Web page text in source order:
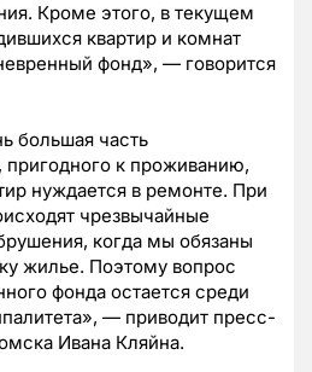
Кроме этого, в текущем
квартир и комнат
фонд», — говорится
большая часть
к проживанию,
нуждается в ремонте. При
чрезвычайные
когда мы обязаны
жилье. Поэтому вопрос
фонда остается среди
— приводит пресс-
Ивана Кляйна.